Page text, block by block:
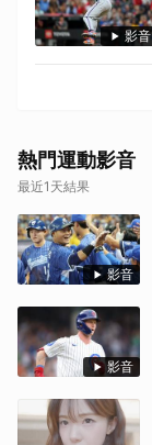
影音
熱門運動影音
最近1天結果
影音
影音